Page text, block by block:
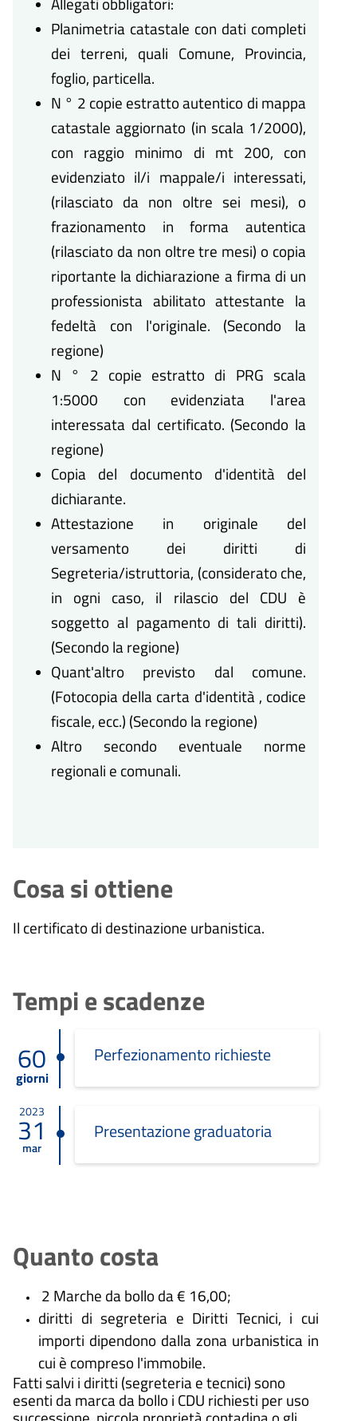
Planimetria catastale con dati completi
dei terreni, quali Comune, Provincia,
foglio, particella.
N ° 2 copie estratto autentico di mappa
catastale aggiornato (in scala 1/2000),
con raggio minimo di mt 200, con
evidenziato il/i mappale/i interessati,
(rilasciato da non oltre sei mesi), o
frazionamento in forma autentica
(rilasciato da non oltre tre mesi) o copia
riportante la dichiarazione a firma di un
professionista abilitato attestante la
fedeltà con l'originale. (Secondo la
regione)
N ° 2 copie estratto di PRG scala
1:5000 con evidenziata l'area
interessata dal certificato. (Secondo la
regione)
Copia del documento d'identità del
dichiarante.
Attestazione in originale del
versamento dei diritti di
Segreteria/istruttoria, (considerato che,
in ogni caso, il rilascio del CDU è
soggetto al pagamento di tali diritti).
(Secondo la regione)
Quant'altro previsto dal comune.
(Fotocopia della carta d'identità , codice
fiscale, ecc.) (Secondo la regione)
Altro secondo eventuale norme
regionali e comunali.
Cosa si ottiene
Il certificato di destinazione urbanistica.
Tempi e scadenze
60
giorni
Perfezionamento richieste
2023
31
mar
Presentazione graduatoria
Quanto costa
2 Marche da bollo da € 16,00;
diritti di segreteria e Diritti Tecnici, i cui
importi dipendono dalla zona urbanistica in
cui è compreso l'immobile.
Fatti salvi i diritti (segreteria e tecnici) sono
esenti da marca da bollo i CDU richiesti per uso